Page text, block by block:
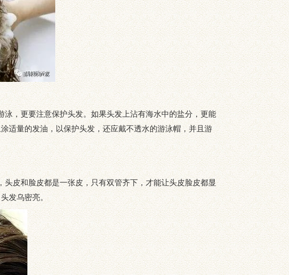
，更要注意保护头发。如果头发上沾有海水中的盐分，更能
适量的发油，以保护头发，还应戴不透水的游泳帽，并且游
皮和脸皮都是一张皮，只有双管齐下，才能让头皮脸皮都显
发乌密亮。